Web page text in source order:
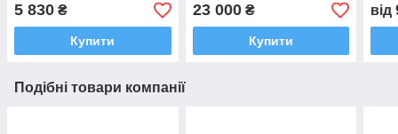
5 830 ₴
Купити
23 000₴
Купити
від
Подібні товари компанії